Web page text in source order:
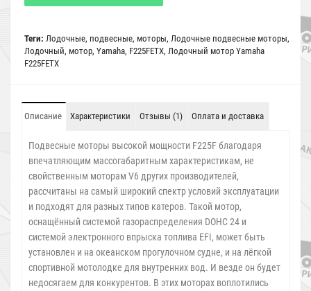
Теги: Лодочные, подвесные, моторы, Лодочные подвесные моторы,
Лодочный, мотор, Yamaha, F225FETX, Лодочный мотор Yamaha
F225FETX
Описание Характеристики Отзывы (1) Оплата и доставка
Подвесные моторы высокой мощности F225F благодаря
впечатляющим массогабаритным характеристикам, не
свойственным моторам V6 других производителей,
рассчитаны на самый широкий спектр условий эксплуатации
и подходят для разных типов катеров. Такой мотор,
оснащённый системой газораспределения DOHC 24 и
системой электронного впрыска топлива EFI, может быть
установлен и на океанском прогулочном судне, и на лёгкой
спортивной мотолодке для внутренних вод. И везде он будет
недосягаем для конкурентов. В этих моторах воплотились